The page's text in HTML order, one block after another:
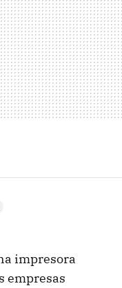
impresora
empresas